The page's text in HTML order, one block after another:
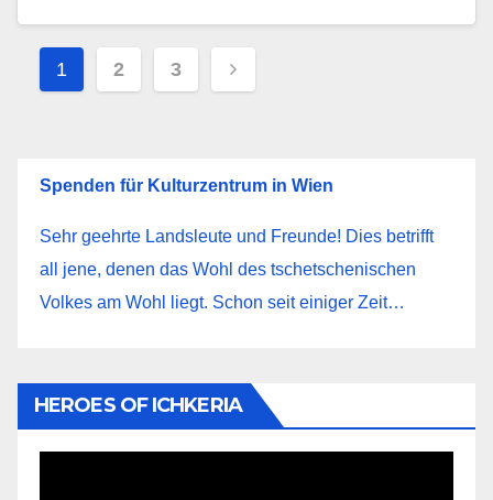
Seitennummerierung
der
1 2 3
Spenden für Kulturzentrum in Wien
Sehr geehrte Landsleute und Freunde! Dies betrifft
all jene, denen das Wohl des tschetschenischen
Volkes am Wohl liegt. Schon seit einiger Zeit…
HEROES OF ICHKERIA